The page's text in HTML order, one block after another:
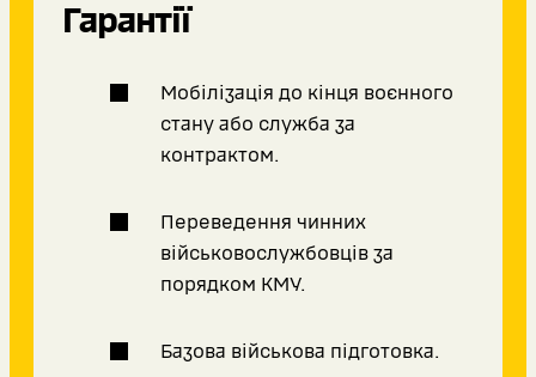
Гарантії
Мобілізація до кінця воєнного
стану або служба за
контрактом.
Переведення чинних
військовослужбовців за
порядком КМУ.
Базова військова підготовка.